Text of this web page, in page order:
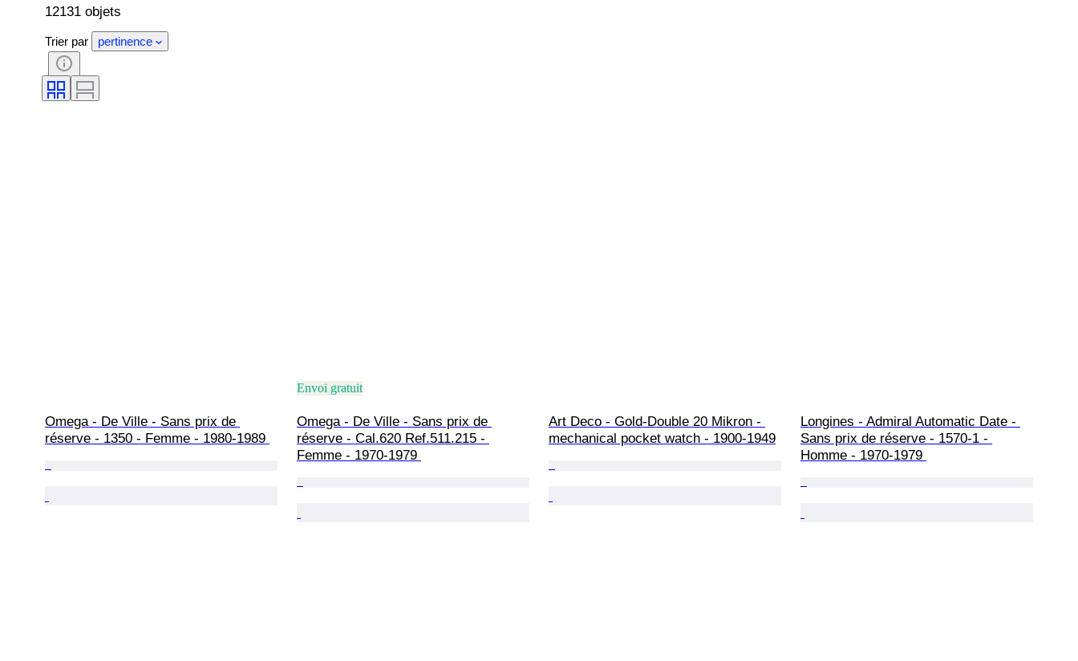
12131 objets
Trier par pertinence
Omega - De Ville - Sans prix de
réserve - 1350 - Femme - 1980-1989
Envoi gratuit
Omega - De Ville - Sans prix de
réserve - Cal.620 Ref.511.215 -
Femme - 1970-1979
Art Deco - Gold-Double 20 Mikron -
mechanical pocket watch - 1900-1949
Longines - Admiral Automatic Date -
Sans prix de réserve - 1570-1 -
Homme - 1970-1979